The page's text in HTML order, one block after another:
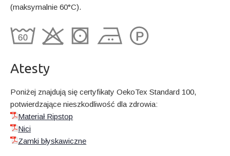
(maksymalnie 60°C).
Atesty
Poniżej znajdują się certyfikaty OekoTex Standard 100,
potwierdzające nieszkodliwość dla zdrowia:
Materiał Ripstop
Nici
Zamki błyskawiczne